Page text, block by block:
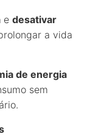
e desativar
a vida
de energia
sem